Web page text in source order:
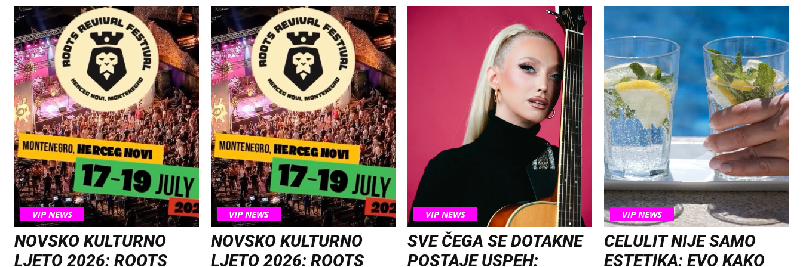
VIP NEWS
NOVSKO KULTURNO
LJETO 2026: ROOTS
VIP NEWS
NOVSKO KULTURNO
LJETO 2026: ROOTS
VIP NEWS
SVE ČEGA SE DOTAKNE
POSTAJE USPEH:
VIP NEWS
CELULIT NIJE SAMO
ESTETIKA: EVO KAKO